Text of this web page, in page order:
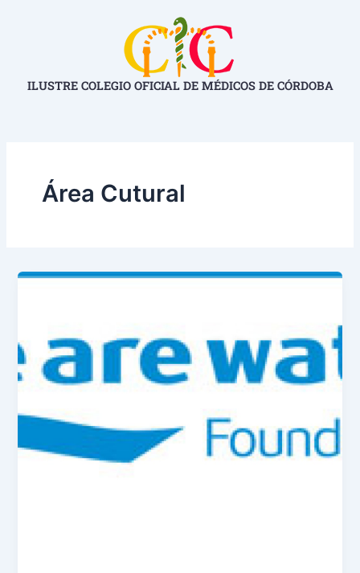
ILUSTRE COLEGIO OFICIAL DE MÉDICOS DE CÓRDOBA
Área Cutural